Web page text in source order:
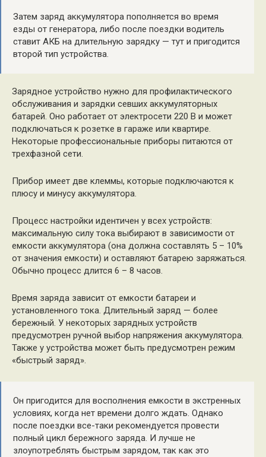
Затем заряд аккумулятора пополняется во время
езды от генератора, либо после поездки водитель
ставит АКБ на длительную зарядку — тут и пригодится
второй тип устройства.
Зарядное устройство нужно для профилактического
обслуживания и зарядки севших аккумуляторных
батарей. Оно работает от электросети 220 В и может
подключаться к розетке в гараже или квартире.
Некоторые профессиональные приборы питаются от
трехфазной сети.
Прибор имеет две клеммы, которые подключаются к
плюсу и минусу аккумулятора.
Процесс настройки идентичен у всех устройств:
максимальную силу тока выбирают в зависимости от
емкости аккумулятора (она должна составлять 5 – 10%
от значения емкости) и оставляют батарею заряжаться.
Обычно процесс длится 6 – 8 часов.
Время заряда зависит от емкости батареи и
установленного тока. Длительный заряд — более
бережный. У некоторых зарядных устройств
предусмотрен ручной выбор напряжения аккумулятора.
Также у устройства может быть предусмотрен режим
«быстрый заряд».
Он пригодится для восполнения емкости в экстренных
условиях, когда нет времени долго ждать. Однако
после поездки все-таки рекомендуется провести
полный цикл бережного заряда. И лучше не
злоупотреблять быстрым зарядом, так как это